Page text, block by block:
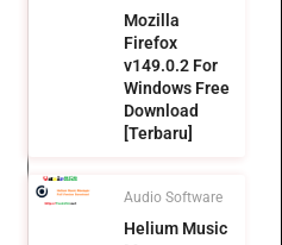
Mozilla
Firefox
v149.0.2 For
Windows Free
Download
[Terbaru]
Audio Software
Helium Music